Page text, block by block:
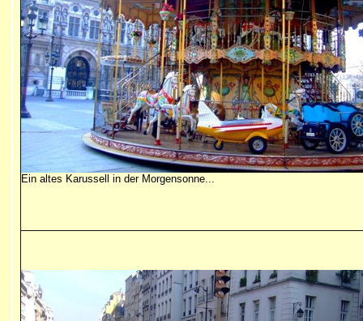
Ein altes Karussell in der Morgensonne...